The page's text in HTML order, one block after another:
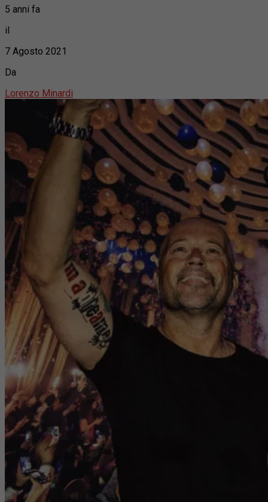
5 anni fa
il
7 Agosto 2021
Da
Lorenzo Minardi